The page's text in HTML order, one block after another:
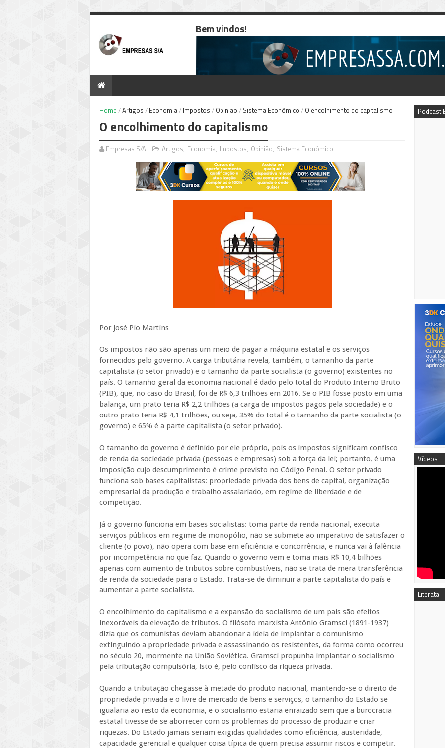
Bem vindos!
Home /Artigos / Economia/ Impostos / Opinião / Sistema Econômico / O encolhimento do capitalismo
O encolhimento do capitalismo
Empresas S/A Artigos, Economia, Impostos, Opinião, Sistema Econômico
Por José Pio Martins
Os impostos não são apenas um meio de pagar a máquina estatal e os serviços
fornecidos pelo governo. A carga tributária revela, também, o tamanho da parte
capitalista (o setor privado) e o tamanho da parte socialista (o governo) existentes no
país. O tamanho geral da economia nacional é dado pelo total do Produto Interno Bruto
(PIB), que, no caso do Brasil, foi de R$ 6,3 trilhões em 2016. Se o PIB fosse posto em uma
balança, um prato teria R$ 2,2 trilhões (a carga de impostos pagos pela sociedade) e o
outro prato teria R$ 4,1 trilhões, ou seja, 35% do total é o tamanho da parte socialista (o
governo) e 65% é a parte capitalista (o setor privado).
O tamanho do governo é definido por ele próprio, pois os impostos significam confisco
de renda da sociedade privada (pessoas e empresas) sob a força da lei; portanto, é uma
imposição cujo descumprimento é crime previsto no Código Penal. O setor privado
funciona sob bases capitalistas: propriedade privada dos bens de capital, organização
empresarial da produção e trabalho assalariado, em regime de liberdade e de
competição.
Já o governo funciona em bases socialistas: toma parte da renda nacional, executa
serviços públicos em regime de monopólio, não se submete ao imperativo de satisfazer o
cliente (o povo), não opera com base em eficiência e concorrência, e nunca vai à falência
por incompetência no que faz. Quando o governo vem e toma mais R$ 10,4 bilhões
apenas com aumento de tributos sobre combustíveis, não se trata de mera transferência
de renda da sociedade para o Estado. Trata-se de diminuir a parte capitalista do país e
aumentar a parte socialista.
O encolhimento do capitalismo e a expansão do socialismo de um país são efeitos
inexoráveis da elevação de tributos. O filósofo marxista Antônio Gramsci (1891-1937)
dizia que os comunistas deviam abandonar a ideia de implantar o comunismo
extinguindo a propriedade privada e assassinando os resistentes, da forma como ocorreu
no século 20, mormente na União Soviética. Gramsci propunha implantar o socialismo
pela tributação compulsória, isto é, pelo confisco da riqueza privada.
Quando a tributação chegasse à metade do produto nacional, mantendo-se o direito de
propriedade privada e o livre de mercado de bens e serviços, o tamanho do Estado se
igualaria ao resto da economia, e o socialismo estaria enraizado sem que a burocracia
estatal tivesse de se aborrecer com os problemas do processo de produzir e criar
riquezas. Do Estado jamais seriam exigidas qualidades como eficiência, austeridade,
capacidade gerencial e qualquer coisa típica de quem precisa assumir riscos e competir.
Podcast
Vídeos
Literata